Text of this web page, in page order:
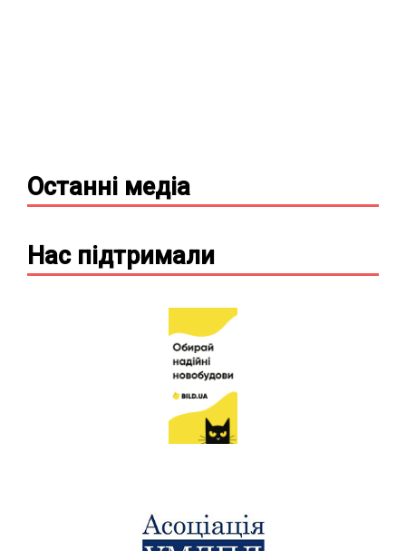
Останні медіа
Нас підтримали